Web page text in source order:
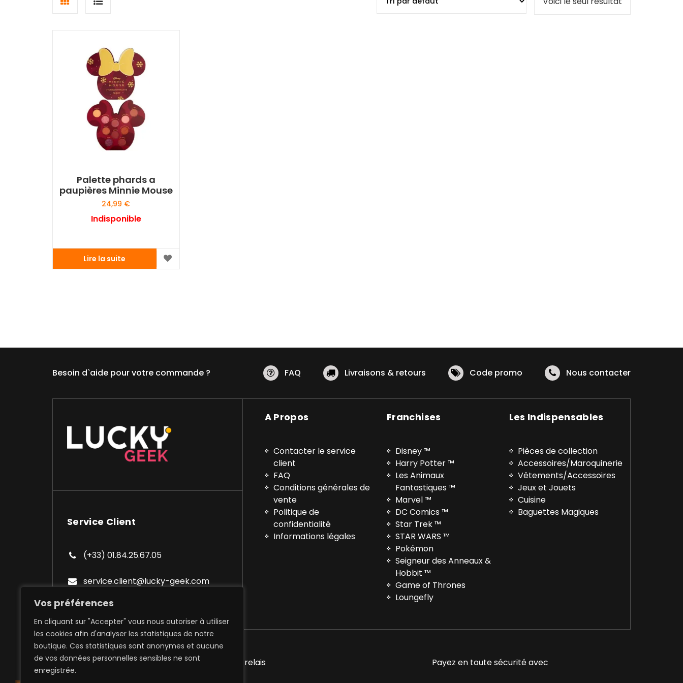
Vos préférences
En cliquant sur "Accepter" vous nous autoriser à utiliser
les cookies afin d'analyser les statistiques de notre
boutique. Ces statistiques sont anonymes et aucune
de vos données personnelles sensibles ne sont
enregistrée.
Palette phards a
paupières Minnie Mouse
24,99 €
Indisponible
Lire la suite
Besoin d`aide pour votre commande ? FAQ Livraisons & retours Code promo Nous contacter
Service Client
(+33) 01.84.25.67.05
service.client@lucky-geek.com
A Propos
Contacter le service
client
FAQ
Conditions générales de
vente
Politique de
confidentialité
Informations légales
Franchises
Disney ™
Harry Potter ™
Les Animaux
Fantastiques ™
Marvel ™
DC Comics ™
Star Trek ™
STAR WARS ™
Pokémon
Seigneur des Anneaux &
Hobbit ™
Game of Thrones
Loungefly
Les Indispensables
Pièces de collection
Accessoires/Maroquinerie
Vêtements/Accessoires
Jeux et Jouets
Cuisine
Baguettes Magiques
Expédition à domicile et points relais Payez en toute sécurité avec